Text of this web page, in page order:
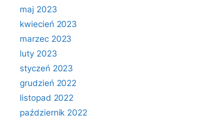
maj 2023
kwiecień 2023
marzec 2023
luty 2023
styczeń 2023
grudzień 2022
listopad 2022
październik 2022